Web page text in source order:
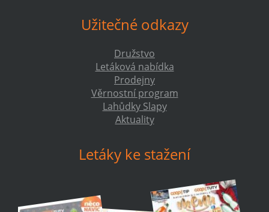
Užitečné odkazy
Družstvo
Letáková nabídka
Prodejny
Věrnostní program
Lahůdky Slapy
Aktuality
Letáky ke stažení